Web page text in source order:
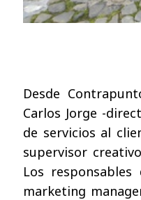
Desde
Carlos Jorge -
de servicios al
supervisor
Los
marketing